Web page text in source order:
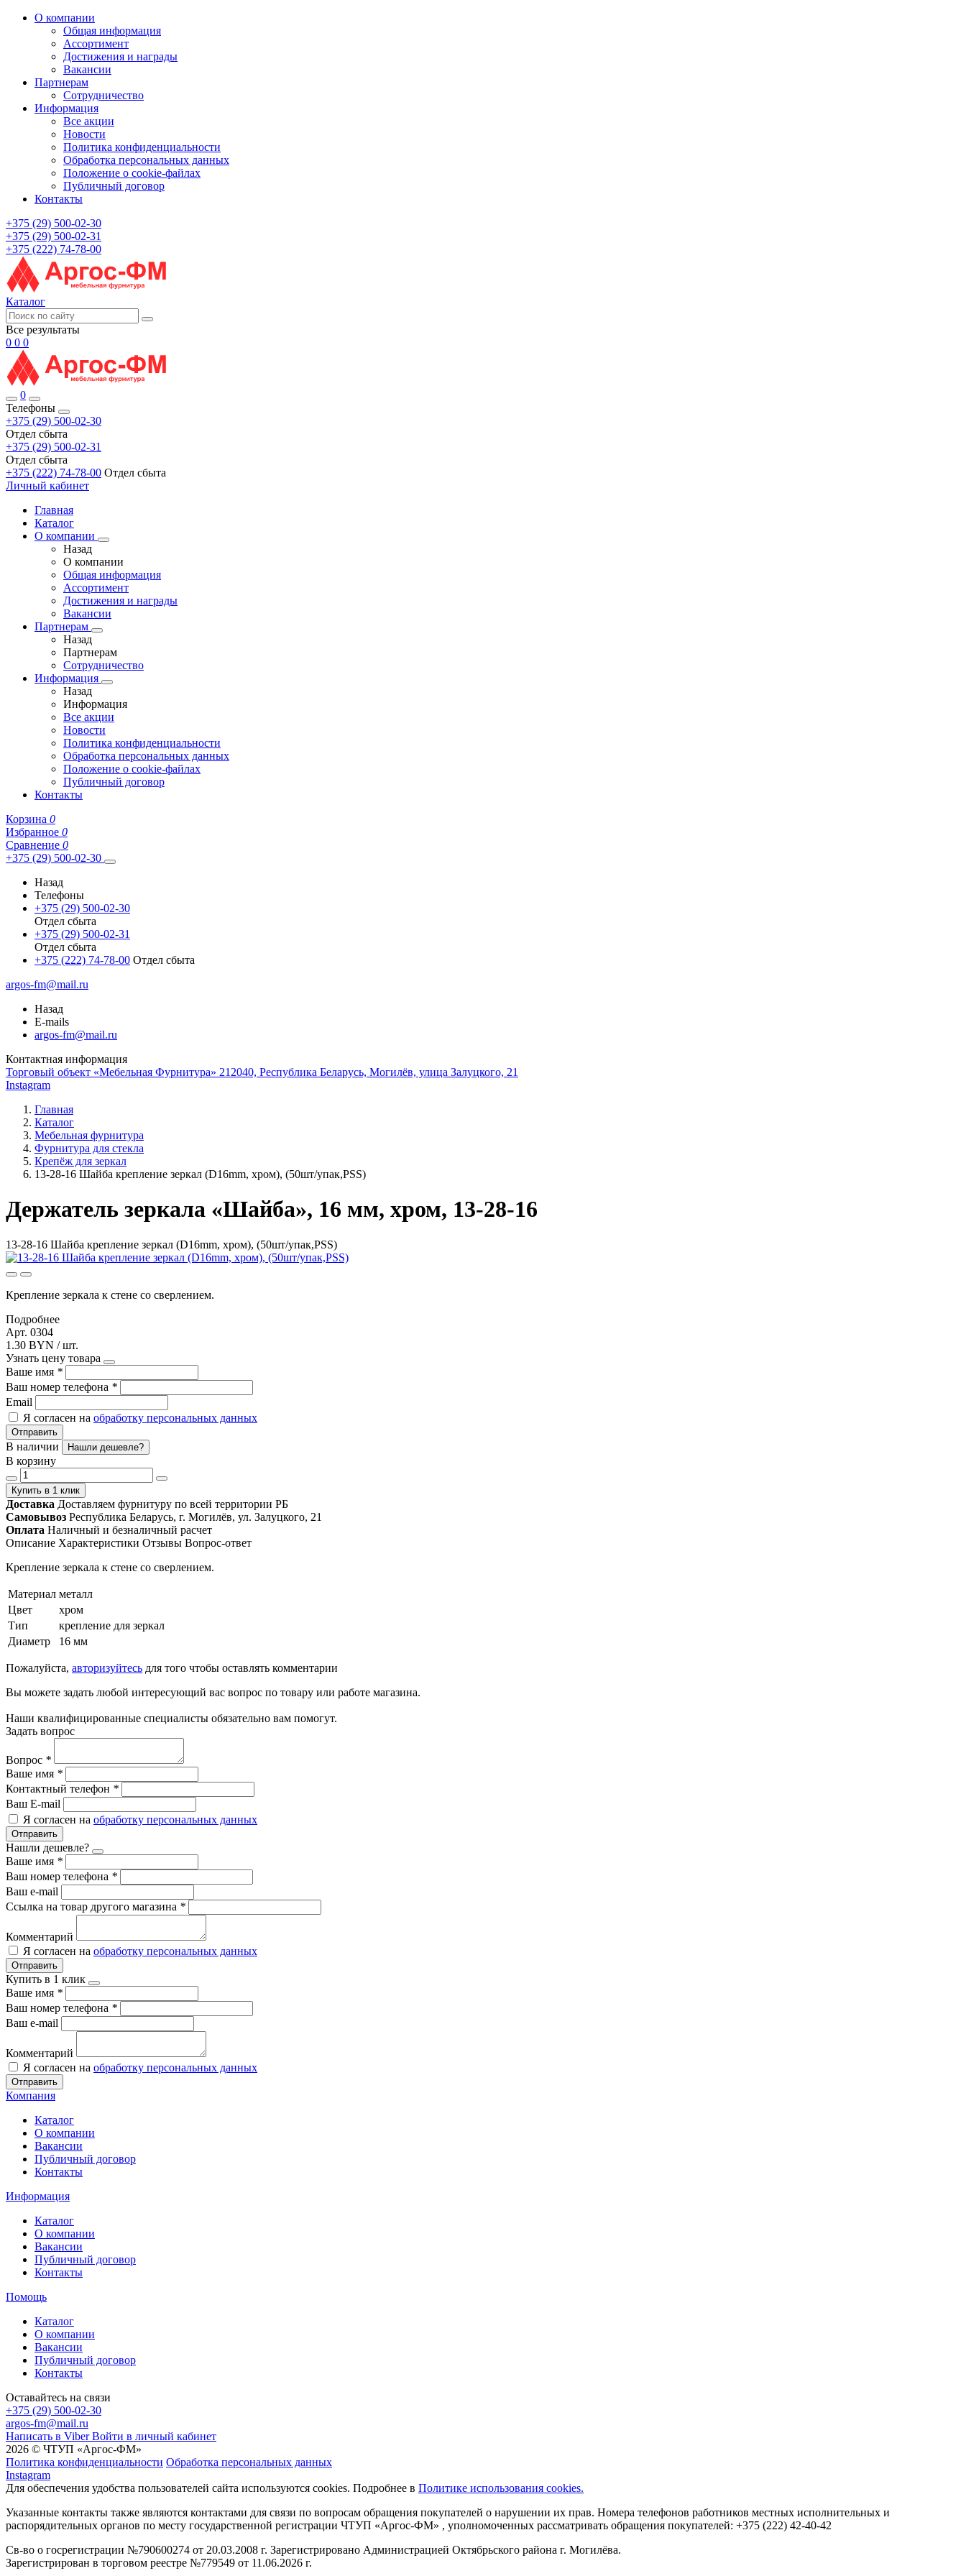
О компании
Общая информация
Ассортимент
Достижения и награды
Вакансии
Партнерам
Сотрудничество
Информация
Все акции
Новости
Политика конфиденциальности
Обработка персональных данных
Положение о cookie-файлах
Публичный договор
Контакты
+375 (29) 500-02-30
+375 (29) 500-02-31
+375 (222) 74-78-00
Каталог
Все результаты
0 0 0
0
Телефоны
+375 (29) 500-02-30
Отдел сбыта
+375 (29) 500-02-31
Отдел сбыта
+375 (222) 74-78-00 Отдел сбыта
Личный кабинет
Главная
Каталог
О компании
Назад
О компании
Общая информация
Ассортимент
Достижения и награды
Вакансии
Партнерам
Назад
Партнерам
Сотрудничество
Информация
Назад
Информация
Все акции
Новости
Политика конфиденциальности
Обработка персональных данных
Положение о cookie-файлах
Публичный договор
Контакты
Корзина 0
Избранное 0
Сравнение 0
+375 (29) 500-02-30
Назад
Телефоны
+375 (29) 500-02-30
Отдел сбыта
+375 (29) 500-02-31
Отдел сбыта
+375 (222) 74-78-00 Отдел сбыта
argos-fm@mail.ru
Назад
E-mails
argos-fm@mail.ru
Контактная информация
Торговый объект «Мебельная Фурнитура» 212040, Республика Беларусь, Могилёв, улица Залуцкого, 21
Instagram
Главная
Каталог
Мебельная фурнитура
Фурнитура для стекла
Крепёж для зеркал
13-28-16 Шайба крепление зеркал (D16mm, хром), (50шт/упак,PSS)
Держатель зеркала «Шайба», 16 мм, хром, 13-28-16
13-28-16 Шайба крепление зеркал (D16mm, хром), (50шт/упак,PSS)
Крепление зеркала к стене со сверлением.
Подробнее
Арт. 0304
1.30 BYN / шт.
Узнать цену товара
Ваше имя *
Ваш номер телефона *
Email
Я согласен на обработку персональных данных
Отправить
В наличии Нашли дешевле?
В корзину
Купить в 1 клик
Доставка Доставляем фурнитуру по всей территории РБ
Самовывоз Республика Беларусь, г. Могилёв, ул. Залуцкого, 21
Оплата Наличный и безналичный расчет
Описание Характеристики Отзывы Вопрос-ответ
Крепление зеркала к стене со сверлением.
Материал металл
Цвет
хром
Тип
крепление для зеркал
Диаметр
16 мм
Пожалуйста, авторизуйтесь для того чтобы оставлять комментарии
Вы можете задать любой интересующий вас вопрос по товару или работе магазина.
Наши квалифицированные специалисты обязательно вам помогут.
Задать вопрос
Вопрос *
Ваше имя *
Контактный телефон *
Ваш E-mail
Я согласен на обработку персональных данных
Отправить
Нашли дешевле?
Ваше имя *
Ваш номер телефона *
Ваш e-mail
Ссылка на товар другого магазина *
Комментарий
Я согласен на обработку персональных данных
Отправить
Купить в 1 клик
Ваше имя *
Ваш номер телефона *
Ваш e-mail
Комментарий
Я согласен на обработку персональных данных
Отправить
Компания
Каталог
О компании
Вакансии
Публичный договор
Контакты
Информация
Каталог
О компании
Вакансии
Публичный договор
Контакты
Помощь
Каталог
О компании
Вакансии
Публичный договор
Контакты
Оставайтесь на связи
+375 (29) 500-02-30
argos-fm@mail.ru
Написать в Viber Войти в личный кабинет
2026 © ЧТУП «Аргос-ФМ»
Политика конфиденциальности Обработка персональных данных
Instagram
Для обеспечения удобства пользователей сайта используются cookies. Подробнее в Политике использования cookies.
Указанные контакты также являются контактами для связи по вопросам обращения покупателей о нарушении их прав. Номера телефонов работников местных исполнительных и
распорядительных органов по месту государственной регистрации ЧТУП «Аргос-ФМ» , уполномоченных рассматривать обращения покупателей: +375 (222) 42-40-42
Св-во о госрегистрации №790600274 от 20.03.2008 г. Зарегистрировано Администрацией Октябрьского района г. Могилёва.
Зарегистрирован в торговом реестре №779549 от 11.06.2026 г.